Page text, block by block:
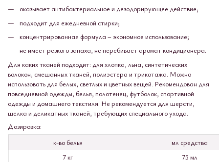
оказывает антибактериальное и дезодорирующее действие;
подходит для ежедневной стирки;
концентрированная формула – экономное использование;
не имеет резкого запаха, не перебивает аромат кондиционера.
Для каких тканей подходит: для хлопка, льна, синтетических
волокон, смешанных тканей, полиэстера и трикотажа. Можно
использовать для белых, светлых и цветных вещей. Рекомендован для
повседневной одежды, белья, полотенец, футболок, спортивной
одежды и домашнего текстиля. Не рекомендуется для шерсти,
шелка и деликатных тканей, требующих специального ухода.
Дозировка:
к-во белья
мл средства
7 кг
75 мл